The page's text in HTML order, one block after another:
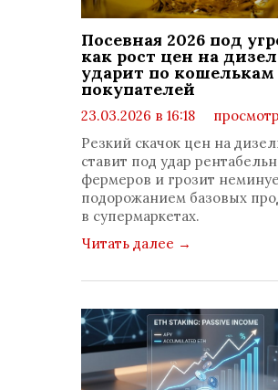
Посевная 2026 под
как рост цен на
ударит по кошелькам
покупателей
23.03.2026 в 16:18
комментариев: 0
Резкий скачок цен на
ставит под удар
фермеров и грозит
подорожанием базовых
в супермаркетах.
Читать далее →